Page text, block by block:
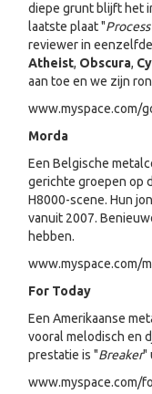
diepe grunt blijft het
laatste plaat "
reviewer in
Atheist, Obscura,
aan toe en we zijn
www.myspace.com/
Morda
Een Belgische
gerichte groepen op
H8000-scene. Hun
vanuit 2007.
hebben.
www.myspace.com/
For Today
Een Amerikaanse
vooral melodisch en
prestatie is "Breaker"
www.myspace.com/